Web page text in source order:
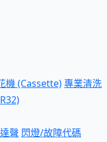
機 (Cassette)專業清洗
聲 閃燈/故障代碼